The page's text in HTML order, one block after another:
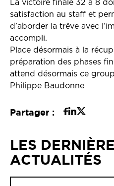
La victoire finale 32 à 8
satisfaction au staff et
d’aborder la trêve avec
accompli.
Place désormais à la
préparation des phases
attend désormais ce
Philippe Baudonne
Partager :
LES
ACTUALITÉS